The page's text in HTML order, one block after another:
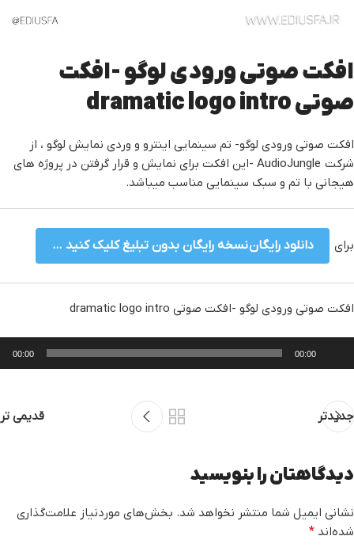
افکت صوتی ورودی لوگو -افکت
صوتی dramatic logo intro
افکت صوتی ورودی لوگو- تم سینمایی اینترو و وردی نمایش لوگو ، از
شرکت AudioJungle -این افکت برای نمایش و قرار گرفتن در پروژه های
هیجانی با تم و سبک سینمایی مناسب میباشد.
برای دانلود رایگان نسخه رایگان بدون تبلیغ کلیک کنید …
افکت صوتی ورودی لوگو -افکت صوتی dramatic logo intro
صوت
00:00
00:00
جدیدتر قدیمی تر
دیدگاهتان را بنویسید
نشانی ایمیل شما منتشر نخواهد شد. بخش‌های موردنیاز علامت‌گذاری
شده‌اند *